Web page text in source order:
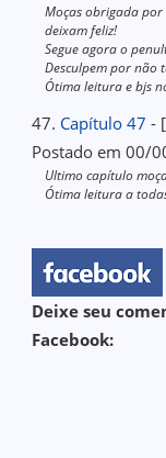
Moças obrigada
deixam feliz!
Segue agora o
Desculpem por não
Ótima leitura e bjs
47. Capítulo 47 -
Postado em 00/
Ultimo capítulo
Ótima leitura a
Deixe seu
Facebook: